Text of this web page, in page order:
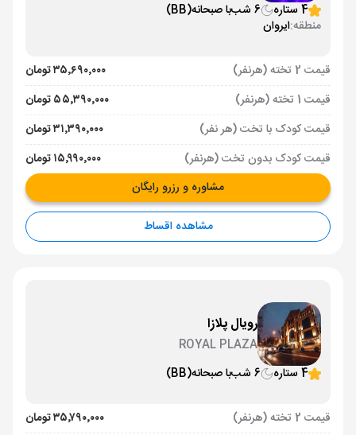
4 ستاره 6 شب با صبحانه(BB)
منطقه:ایروان
قیمت 2 تخته (هرنفر)
۳۵٬۶۹۰٬۰۰۰ تومان
قیمت 1 تخته (هرنفر)
۵۵٬۳۹۰٬۰۰۰ تومان
قیمت کودک با تخت (هر نفر)
۳۱٬۳۹۰٬۰۰۰ تومان
قیمت کودک بدون تخت (هرنفر)
۱۵٬۹۹۰٬۰۰۰ تومان
مشاوره و رزرو رایگان
مشاهده اقساط
رویال پلازا
ROYAL PLAZA
4 ستاره
6 شب با صبحانه(BB)
قیمت 2 تخته (هرنفر)
۳۵٬۷۹۰٬۰۰۰ تومان